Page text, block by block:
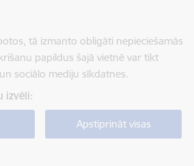
tā izmanto obligāti nepieciešamās
papildus šajā vietnē var tikt
sociālo mediju sīkdatnes.
izvēli:
Apstiprināt visas